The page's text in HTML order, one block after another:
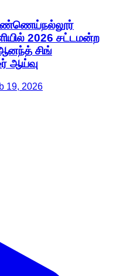
2026 சட்டமன்ற
சிங்
ஆய்வு
19, 2026